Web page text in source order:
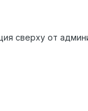
сверху от